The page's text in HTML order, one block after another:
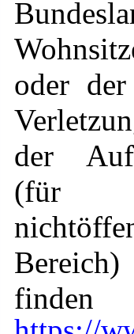
oder
der